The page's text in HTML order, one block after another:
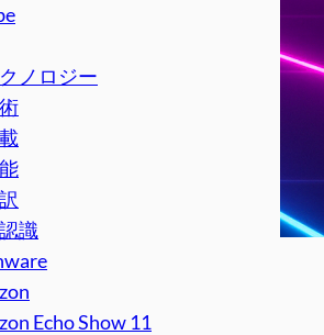
ノロジー
識
Echo Show 11